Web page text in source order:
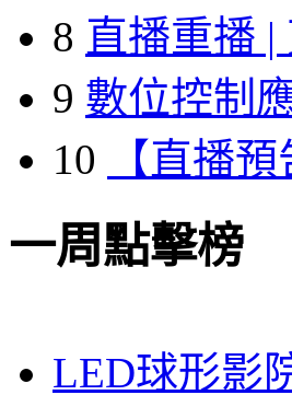
8 直播重播
9 數位控制
10
【直播
一周點擊榜
LED球形影